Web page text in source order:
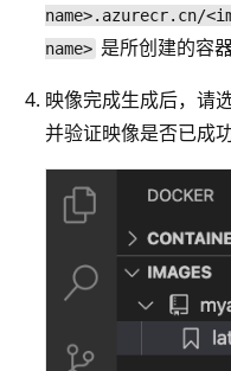
name>.azurecr.cn/
name> 是所创建的容
映像完成生成后，请
并验证映像是否已成